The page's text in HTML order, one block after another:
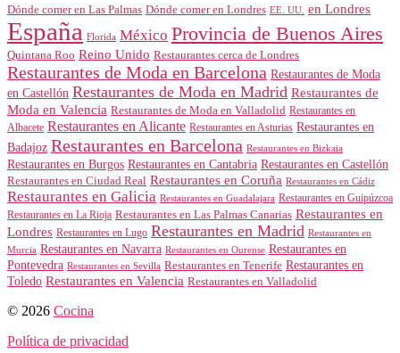
Dónde comer en Las Palmas Dónde comer en Londres EE. UU. en Londres
España Florida México Provincia de Buenos Aires
Quintana Roo Reino Unido Restaurantes cerca de Londres
Restaurantes de Moda en Barcelona Restaurantes de Moda
en Castellón Restaurantes de Moda en Madrid Restaurantes de
Moda en Valencia Restaurantes de Moda en Valladolid Restaurantes en
Albacete Restaurantes en Alicante Restaurantes en Asturias Restaurantes en
Badajoz Restaurantes en Barcelona Restaurantes en Bizkaia
Restaurantes en Burgos Restaurantes en Cantabria Restaurantes en Castellón
Restaurantes en Ciudad Real Restaurantes en Coruña Restaurantes en Cádiz
Restaurantes en Galicia Restaurantes en Guadalajara Restaurantes en Guipúzcoa
Restaurantes en La Rioja Restaurantes en Las Palmas Canarias Restaurantes en
Londres Restaurantes en Lugo Restaurantes en Madrid Restaurantes en
Murcia Restaurantes en Navarra Restaurantes en Ourense Restaurantes en
Pontevedra Restaurantes en Sevilla Restaurantes en Tenerife Restaurantes en
Toledo Restaurantes en Valencia Restaurantes en Valladolid
© 2026 Cocina
Política de privacidad